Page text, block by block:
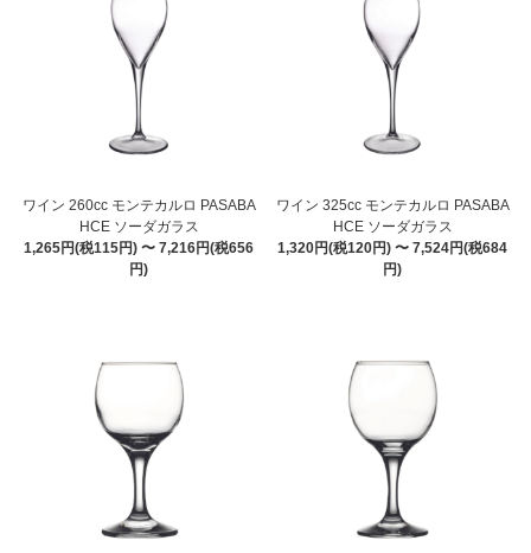
ワイン 260cc モンテカルロ PASABA
HCE ソーダガラス
1,265円(税115円) 〜 7,216円(税656
円)
ワイン 325cc モンテカルロ PASABA
HCE ソーダガラス
1,320円(税120円) 〜 7,524円(税684
円)